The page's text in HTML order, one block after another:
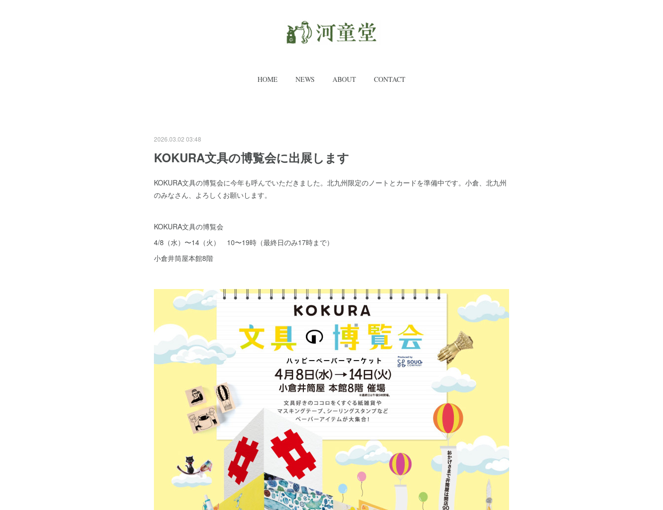
HOME NEWS ABOUT CONTACT
2026.03.02 03:48
KOKURA文具の博覧会に出展します
KOKURA文具の博覧会に今年も呼んでいただきました。北九州限定のノートとカードを準備中です。小倉、北九州
のみなさん、よろしくお願いします。
KOKURA文具の博覧会
4/8（水）〜14（火） 10〜19時（最終日のみ17時まで）
小倉井筒屋本館8階